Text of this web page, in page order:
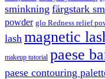
sminkning färgstark
powder glo Redness relief
lash magnetic
makeup tutorial paese
paese contouring